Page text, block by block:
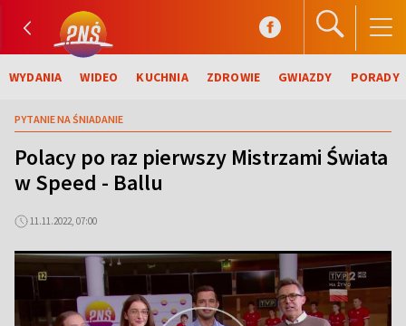
WYDANIA WIDEO KUCHNIA ZDROWIE GWIAZDY PORADY
PYTANIE NA ŚNIADANIE
Polacy po raz pierwszy Mistrzami Świata
w Speed - Ballu
11.11.2022, 07:00